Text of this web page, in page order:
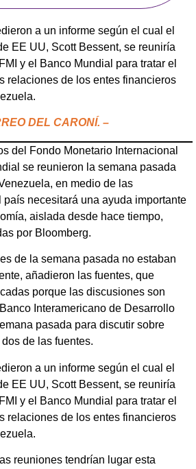
a un informe según el cual el
EE UU, Scott Bessent, se reuniría
y el Banco Mundial para tratar el
relaciones de los entes financieros
DEL CARONÍ. –
del Fondo Monetario Internacional
se reunieron la semana pasada
en medio de las
necesitará una ayuda importante
aislada desde hace tiempo,
por Bloomberg.
de la semana pasada no estaban
añadieron las fuentes, que
porque las discusiones son
Interamericano de Desarrollo
pasada para discutir sobre
de las fuentes.
a un informe según el cual el
EE UU, Scott Bessent, se reuniría
y el Banco Mundial para tratar el
relaciones de los entes financieros
reuniones tendrían lugar esta